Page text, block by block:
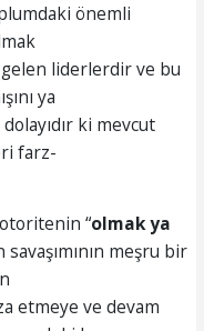
önemli
liderlerdir ve bu
ya
ki mevcut
farz-
“olmakya
meşru bir
etmeye ve devam